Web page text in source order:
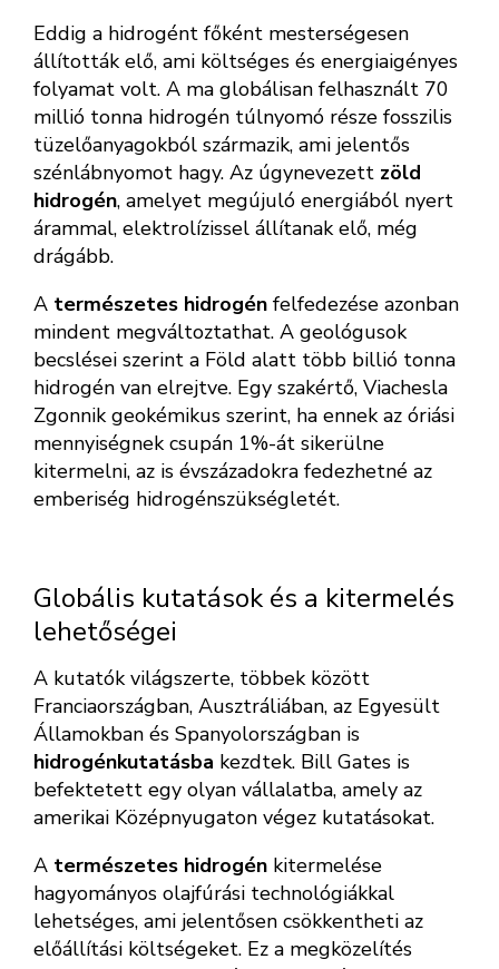
Eddig a hidrogént főként mesterségesen
állították elő, ami költséges és energiaigényes
folyamat volt. A ma globálisan felhasznált 70
millió tonna hidrogén túlnyomó része fosszilis
tüzelőanyagokból származik, ami jelentős
szénlábnyomot hagy. Az úgynevezett zöld
hidrogén, amelyet megújuló energiából nyert
árammal, elektrolízissel állítanak elő, még
drágább.
A természetes hidrogén felfedezése azonban
mindent megváltoztathat. A geológusok
becslései szerint a Föld alatt több billió tonna
hidrogén van elrejtve. Egy szakértő, Viachesla
Zgonnik geokémikus szerint, ha ennek az óriási
mennyiségnek csupán 1%-át sikerülne
kitermelni, az is évszázadokra fedezhetné az
emberiség hidrogénszükségletét.
Globális kutatások és a kitermelés
lehetőségei
A kutatók világszerte, többek között
Franciaországban, Ausztráliában, az Egyesült
Államokban és Spanyolországban is
hidrogénkutatásba kezdtek. Bill Gates is
befektetett egy olyan vállalatba, amely az
amerikai Középnyugaton végez kutatásokat.
A természetes hidrogén kitermelése
hagyományos olajfúrási technológiákkal
lehetséges, ami jelentősen csökkentheti az
előállítási költségeket. Ez a megközelítés